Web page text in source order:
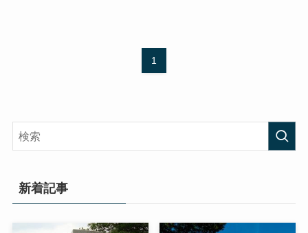
1
新着記事